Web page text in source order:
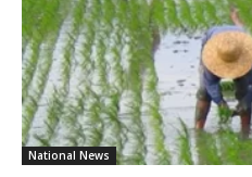
National News